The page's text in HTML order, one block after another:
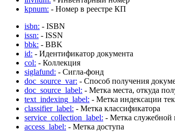
kpnum: - Номер в реестре КП
isbn: - ISBN
issn: - ISSN
bbk: - BBK
id: - Идентификатор документа
col: - Коллекция
siglafund: - Сигла-фонд
doc_source_var: - Способ получения
doc_source_label: - Метка места, откуда
text_indexing_label: - Метка индексации
classifier_label: - Метка классификатора
service_collection_label: - Метка служебной
access_label: - Метка доступа